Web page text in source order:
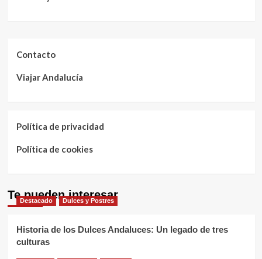
Contacto
Viajar Andalucía
Política de privacidad
Política de cookies
Te pueden interesar
Destacado Dulces y Postres
Historia de los Dulces Andaluces: Un legado de tres
culturas